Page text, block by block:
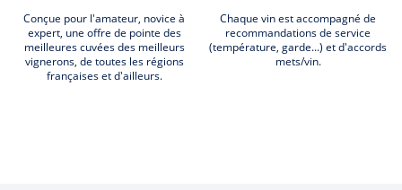
Conçue pour l'amateur, novice à
expert, une offre de pointe des
meilleures cuvées des meilleurs
vignerons, de toutes les régions
françaises et d'ailleurs.
Chaque vin est accompagné de
recommandations de service
(température, garde...) et d'accords
mets/vin.